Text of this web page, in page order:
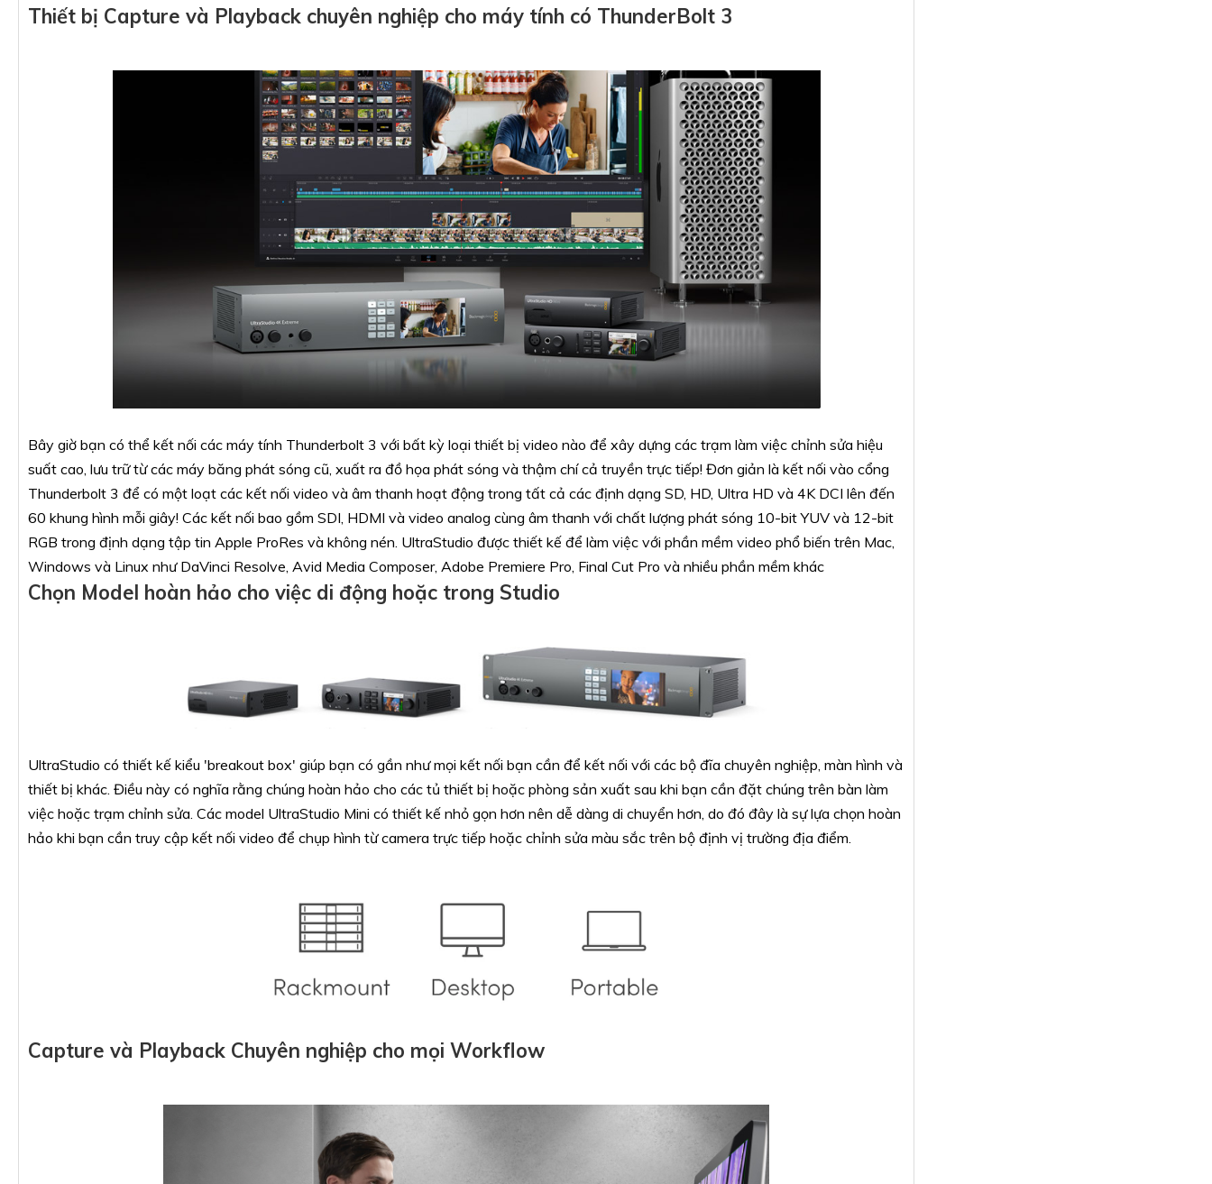
Thiết bị Capture và Playback chuyên nghiệp cho máy tính có ThunderBolt 3
Bây giờ bạn có thể kết nối các máy tính Thunderbolt 3 với bất kỳ loại thiết bị video nào để xây dựng các trạm làm việc chỉnh sửa hiệu
suất cao, lưu trữ từ các máy băng phát sóng cũ, xuất ra đồ họa phát sóng và thậm chí cả truyền trực tiếp! Đơn giản là kết nối vào cổng
Thunderbolt 3 để có một loạt các kết nối video và âm thanh hoạt động trong tất cả các định dạng SD, HD, Ultra HD và 4K DCI lên đến
60 khung hình mỗi giây! Các kết nối bao gồm SDI, HDMI và video analog cùng âm thanh với chất lượng phát sóng 10-bit YUV và 12-bit
RGB trong định dạng tập tin Apple ProRes và không nén. UltraStudio được thiết kế để làm việc với phần mềm video phổ biến trên Mac,
Windows và Linux như DaVinci Resolve, Avid Media Composer, Adobe Premiere Pro, Final Cut Pro và nhiều phần mềm khác
Chọn Model hoàn hảo cho việc di động hoặc trong Studio
UltraStudio có thiết kế kiểu 'breakout box' giúp bạn có gần như mọi kết nối bạn cần để kết nối với các bộ đĩa chuyên nghiệp, màn hình và
thiết bị khác. Điều này có nghĩa rằng chúng hoàn hảo cho các tủ thiết bị hoặc phòng sản xuất sau khi bạn cần đặt chúng trên bàn làm
việc hoặc trạm chỉnh sửa. Các model UltraStudio Mini có thiết kế nhỏ gọn hơn nên dễ dàng di chuyển hơn, do đó đây là sự lựa chọn hoàn
hảo khi bạn cần truy cập kết nối video để chụp hình từ camera trực tiếp hoặc chỉnh sửa màu sắc trên bộ định vị trường địa điểm.
Capture và Playback Chuyên nghiệp cho mọi Workflow